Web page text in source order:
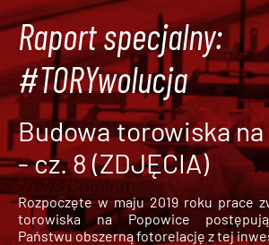
Raport specjalny:
#TORYwolucja
Budowa torowiska
- cz. 8 (ZDJĘCIA)
Rozpoczęte w maju 2019 roku prace
torowiska na Popowice
Państwu obszerną fotorelację z tej